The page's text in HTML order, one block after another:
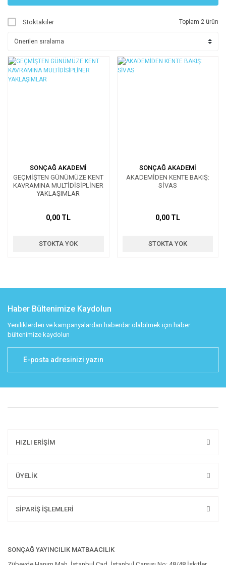
Stoktakiler Toplam 2 ürün
SONÇAĞ AKADEMİ
GEÇMİŞTEN GÜNÜMÜZE KENT
KAVRAMINA MULTİDİSİPLİNER
YAKLAŞIMLAR
0,00 TL
STOKTA YOK
SONÇAĞ AKADEMİ
AKADEMİDEN KENTE BAKIŞ:
SİVAS
0,00 TL
STOKTA YOK
Haber Bültenimize Kaydolun
Yeniliklerden ve kampanyalardan haberdar olabilmek için haber
bültenimize kaydolun
HIZLI ERİŞİM
ÜYELİK
SİPARİŞ İŞLEMLERİ
SONÇAĞ YAYINCILIK MATBAACILIK